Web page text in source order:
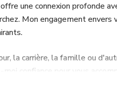
Nos clients réguliers
de confiance pour leurs
le doute obscurcir votre
voyance sérieuse et fiable
une connexion profonde
Mon engagement
la carrière, la famille ou
confiance pour vous